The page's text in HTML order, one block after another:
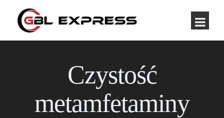
Czystość
metamfetaminy